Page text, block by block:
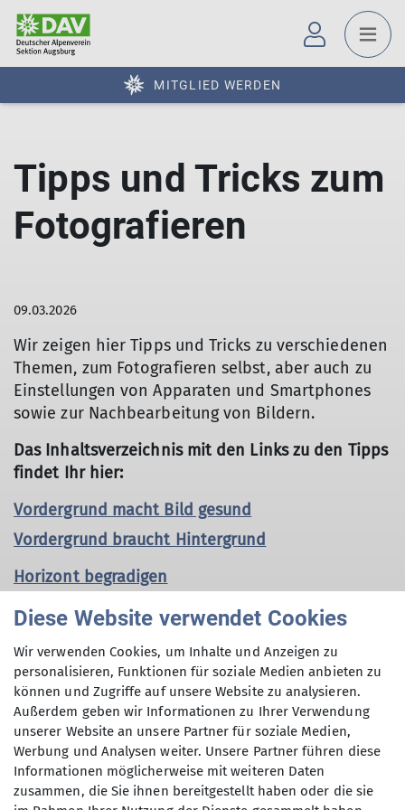
MITGLIED WERDEN
Tipps und Tricks zum
Fotografieren
09.03.2026
Wir zeigen hier Tipps und Tricks zu verschiedenen
Themen, zum Fotografieren selbst, aber auch zu
Einstellungen von Apparaten und Smartphones
sowie zur Nachbearbeitung von Bildern.
Das Inhaltsverzeichnis mit den Links zu den Tipps
findet Ihr hier:
Vordergrund macht Bild gesund
Vordergrund braucht Hintergrund
Horizont begradigen
Näher ran mit dem Smartphone
Das Spiel mit der Schärfe
Die Liebe zum Detail
Diese Website verwendet Cookies
Wir verwenden Cookies, um Inhalte und Anzeigen zu
personalisieren, Funktionen für soziale Medien anbieten zu
können und Zugriffe auf unsere Website zu analysieren.
Außerdem geben wir Informationen zu Ihrer Verwendung
unserer Website an unsere Partner für soziale Medien,
Werbung und Analysen weiter. Unsere Partner führen diese
Informationen möglicherweise mit weiteren Daten
zusammen, die Sie ihnen bereitgestellt haben oder die sie